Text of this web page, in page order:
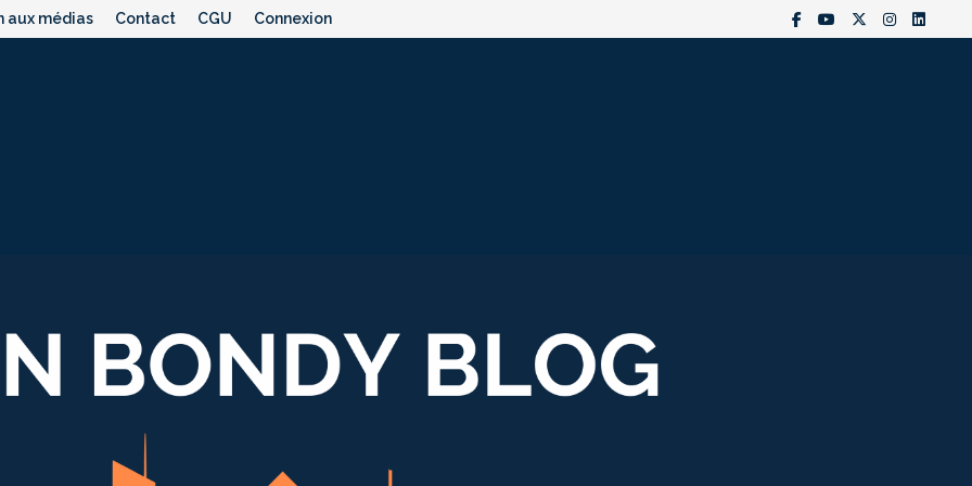
aux médias Contact CGU Connexion